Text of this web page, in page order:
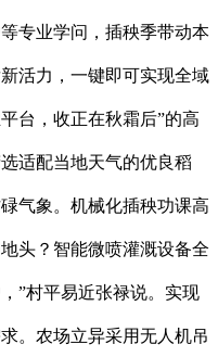
专业学问，插秧季带动本
活力，一键即可实现全域
台，收正在秋霜后”的高
适配当地天气的优良稻
气象。机械化插秧功课高
头？智能微喷灌溉设备全
”村平易近张禄说。实现
。农场立异采用无人机吊